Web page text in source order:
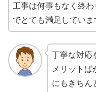
工事は何事もなく終
でとても満足していま
丁寧な対応
メリットば
にもきちん